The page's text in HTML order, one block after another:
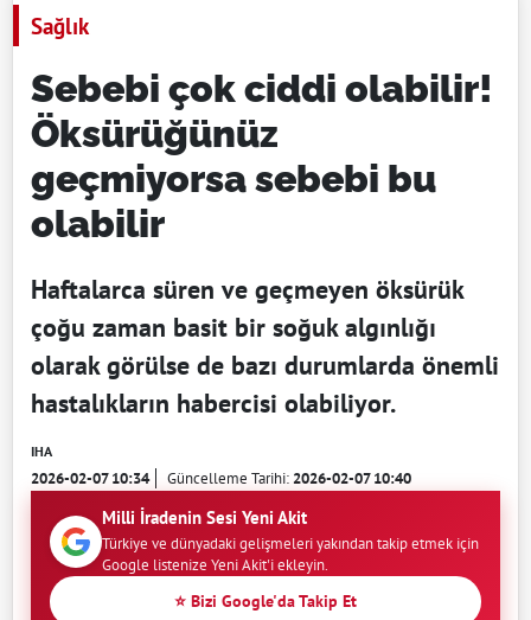
Sağlık
Sebebi çok ciddi olabilir!
Öksürüğünüz
geçmiyorsa sebebi bu
olabilir
Haftalarca süren ve geçmeyen öksürük
çoğu zaman basit bir soğuk algınlığı
olarak görülse de bazı durumlarda önemli
hastalıkların habercisi olabiliyor.
IHA
2026-02-07 10:34 Güncelleme Tarihi:2026-02-07 10:40
Milli İradenin Sesi Yeni Akit
Türkiye ve dünyadaki gelişmeleri yakından takip etmek için
Google listenize Yeni Akit'i ekleyin.
⭐ Bizi Google'da Takip Et